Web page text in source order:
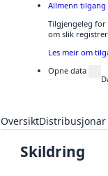
Allmenn tilgang
Tilgjengeleg for
om slik
Les meir om
Opne data
OversiktDistribusjonar
Skildring